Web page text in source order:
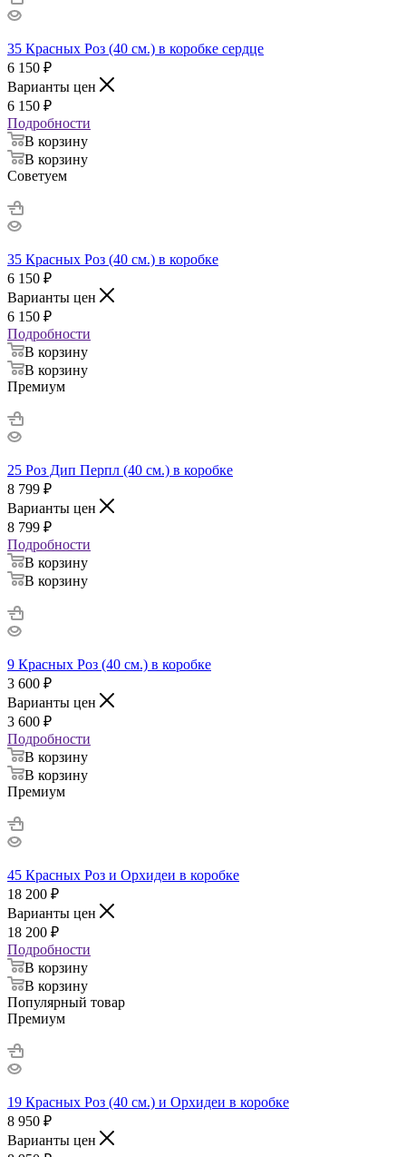
35 Красных Роз (40 см.) в коробке сердце
6 150 ₽
Варианты цен
6 150 ₽
Подробности
В корзину
В корзину
Советуем
35 Красных Роз (40 см.) в коробке
6 150 ₽
Варианты цен
6 150 ₽
Подробности
В корзину
В корзину
Премиум
25 Роз Дип Перпл (40 см.) в коробке
8 799 ₽
Варианты цен
8 799 ₽
Подробности
В корзину
В корзину
9 Красных Роз (40 см.) в коробке
3 600 ₽
Варианты цен
3 600 ₽
Подробности
В корзину
В корзину
Премиум
45 Красных Роз и Орхидеи в коробке
18 200 ₽
Варианты цен
18 200 ₽
Подробности
В корзину
В корзину
Популярный товар
Премиум
19 Красных Роз (40 см.) и Орхидеи в коробке
8 950 ₽
Варианты цен